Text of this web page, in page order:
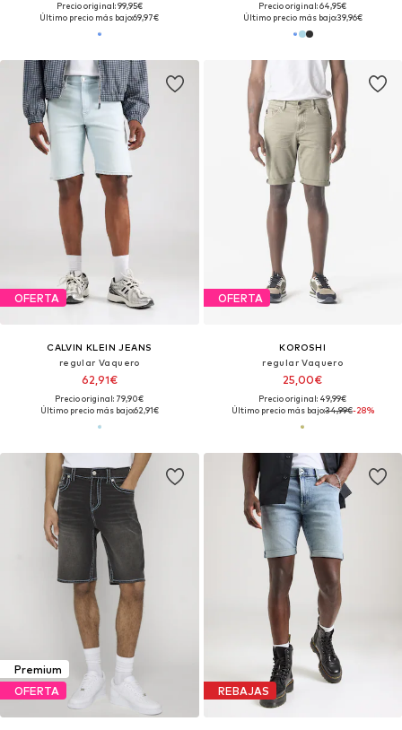
Precio original: 99,95€
Último precio más bajo:69,97€
Precio original: 64,95€
Último precio más bajo:39,96€
OFERTA
CALVIN KLEIN JEANS
regular Vaquero
62,91€
Precio original: 79,90€
Último precio más bajo:62,91€
OFERTA
KOROSHI
regular Vaquero
25,00€
Precio original: 49,99€
Último precio más bajo:34,99€-28%
Premium
OFERTA
REBAJAS